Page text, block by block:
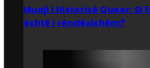
Muaji i Historisë Queer: Si
është i rëndësishëm?